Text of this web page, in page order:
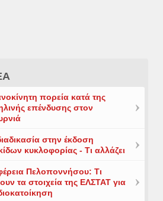
πορεία κατά της
επένδυσης στον
στην έκδοση
κυκλοφορίας - Τι αλλάζει
Πελοποννήσου: Τι
τα στοιχεία της ΕΛΣΤΑΤ για